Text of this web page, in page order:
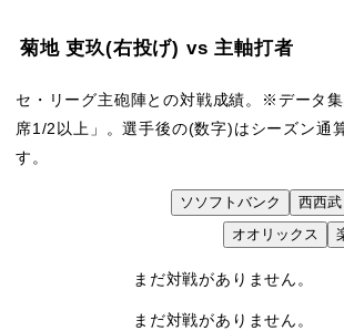
菊地 吏玖(右投げ) vs 主軸打者
セ・リーグ主砲陣との対戦成績。※データ
席1/2以上」。選手後の(数字)はシーズン通
す。
ソ ソフトバンク 西西武
オオリックス
まだ対戦がありません。
まだ対戦がありません。